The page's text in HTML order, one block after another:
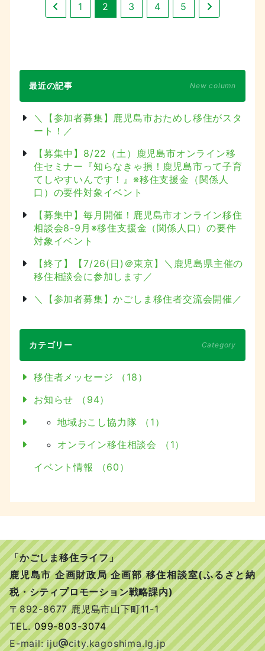
1
2 3 4 5
最近の記事 New column
＼【参加者募集】鹿児島市おためし移住がスタ
ート！／
【募集中】8/22（土）鹿児島市オンライン移
住セミナー『知らなきゃ損！鹿児島市って子育
てしやすいんです！』※移住支援金（関係人
口）の要件対象イベント
【募集中】毎月開催！鹿児島市オンライン移住
相談会8-9月※移住支援金（関係人口）の要件
対象イベント
【終了】【7/26(日)＠東京】＼鹿児島県主催の
移住相談会に参加します／
＼【参加者募集】かごしま移住者交流会開催／
カテゴリー Category
移住者メッセージ （18）
お知らせ （94）
地域おこし協力隊 （1）
オンライン移住相談会 （1）
イベント情報 （60）
「かごしま移住ライフ」
鹿児島市 企画財政局 企画部 移住相談室(ふるさと納
税・シティプロモーション戦略課内)
〒892-8677 鹿児島市山下町11-1
TEL.099-803-3074
E-mail: iju
city.kagoshima.lg.jp